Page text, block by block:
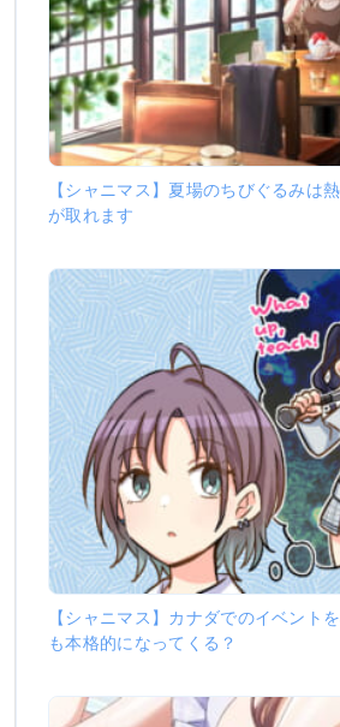
【シャニマス】夏場のちびぐるみは
が取れます
【シャニマス】カナダでのイベント
も本格的になってくる？